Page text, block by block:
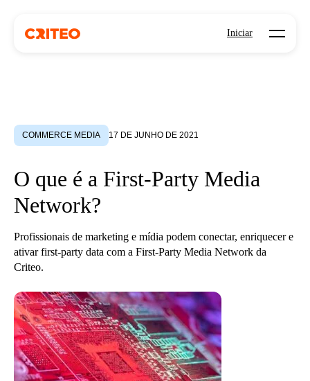
Iniciar Open
COMMERCE MEDIA 17 DE JUNHO DE 2021
O que é a First-Party Media
Network?
Profissionais de marketing e mídia podem conectar, enriquecer e
ativar first-party data com a First-Party Media Network da
Criteo.